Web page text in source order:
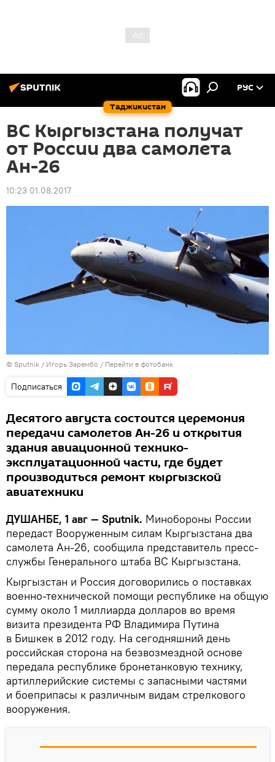
Таджикистан
РУС
ВС Кыргызстана получат
от России два самолета
Ан-26
10:23 01.08.2017
© Sputnik / Игорь Зарембо / Перейти в фотобанк
Подписаться
Десятого августа состоится церемония
передачи самолетов Ан-26 и открытия
здания авиационной технико-
эксплуатационной части, где будет
производиться ремонт кыргызской
авиатехники
ДУШАНБЕ, 1 авг — Sputnik. Минобороны России
передаст Вооруженным силам Кыргызстана два
самолета Ан-26, сообщила представитель пресс-
службы Генерального штаба ВС Кыргызстана.
Кыргызстан и Россия договорились о поставках
военно-технической помощи республике на общую
сумму около 1 миллиарда долларов во время
визита президента РФ Владимира Путина
в Бишкек в 2012 году. На сегодняшний день
российская сторона на безвозмездной основе
передала республике бронетанковую технику,
артиллерийские системы с запасными частями
и боеприпасы к различным видам стрелкового
вооружения.